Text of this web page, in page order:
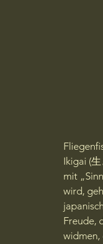
Ikigai (
mit
wird,
Freude,
widmen,